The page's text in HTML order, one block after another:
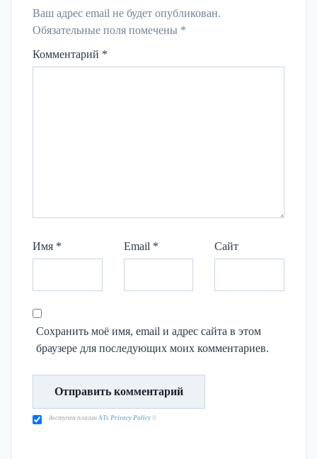
Ваш адрес email не будет опубликован.
Обязательные поля помечены *
Комментарий *
Имя * Email * Сайт
Сохранить моё имя, email и адрес сайта в этом
браузере для последующих моих комментариев.
доступен плагин ATs Privacy Policy ©